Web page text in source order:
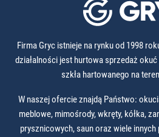
Firma Gryc istnieje na rynku od 1998
działalności jest hurtowa sprzedaż
szkła hartowanego na
W naszej ofercie znajdą Państwo:
meblowe, mimośrody, wkręty, kółka,
prysznicowych, saun oraz wiele